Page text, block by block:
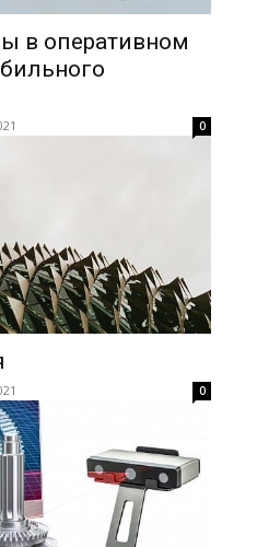
в оперативном
0
0